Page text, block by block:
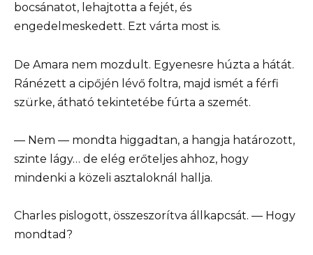
bocsánatot, lehajtotta a fejét, és
engedelmeskedett. Ezt várta most is.
De Amara nem mozdult. Egyenesre húzta a hátát.
Ránézett a cipőjén lévő foltra, majd ismét a férfi
szürke, átható tekintetébe fúrta a szemét.
— Nem — mondta higgadtan, a hangja határozott,
szinte lágy… de elég erőteljes ahhoz, hogy
mindenki a közeli asztaloknál hallja.
Charles pislogott, összeszorítva állkapcsát. — Hogy
mondtad?